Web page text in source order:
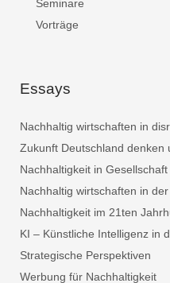
Seminare
Vorträge
Essays
Nachhaltig wirtschaften in
Zukunft Deutschland denken
Nachhaltigkeit in
Nachhaltig wirtschaften in
Nachhaltigkeit im 21ten
KI – Künstliche Intelligenz in
Strategische Perspektiven
Werbung für Nachhaltigkeit